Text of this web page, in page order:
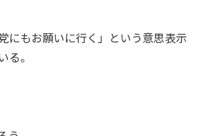
にもお願いに行く」という意思表示
る。